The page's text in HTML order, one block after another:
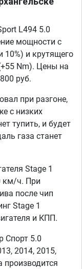
L494 5.0
мощности с
10%) и крутящего
Nm). Цены на
руб.
при разгоне,
с низких
тупить, и будет
газа станет
Stage 1
км/ч. При
после чип
Stage 1
и КПП.
Спорт 5.0
2014, 2015,
производится